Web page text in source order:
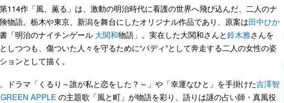
114作「風、薫る」は、激動の明治時代に看護の世界へ飛び込んだ、二人のナ
物語。栃木や東京、新潟を舞台にしたオリジナル作品であり、原案は田中ひか
「明治のナイチンゲール 大関和物語」。実在した大関和さんと鈴木雅さんを
しつつも、傷ついた人々を守るために“バディ”として奔走する二人の女性の姿
ョンとして描く。
ドラマ「くるり～誰が私と恋をした？～」や「幸運なひと」を手掛けた吉澤智
APPLE の主題歌「風と町」が物語を彩り、語りは謎の占い師・真風役